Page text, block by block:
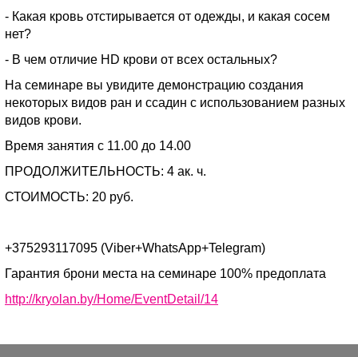
- Какая кровь отстирывается от одежды, и какая сосем
нет?
- В чем отличие HD крови от всех остальных?
На семинаре вы увидите демонстрацию создания
некоторых видов ран и ссадин с использованием разных
видов крови.
Время занятия с 11.00 до 14.00
ПРОДОЛЖИТЕЛЬНОСТЬ: 4 ак. ч.
СТОИМОСТЬ: 20 руб.
+375293117095 (Viber+WhatsApp+Telegram)
Гарантия брони места на семинаре 100% предоплата
http://kryolan.by/Home/EventDetail/14